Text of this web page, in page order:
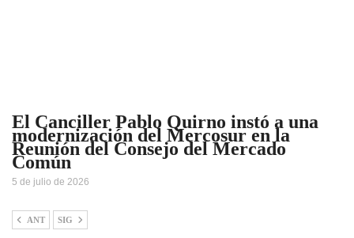
El Canciller Pablo Quirno instó a una
modernización del Mercosur en la
Reunión del Consejo del Mercado
Común
5 de julio de 2026
ANT SIG